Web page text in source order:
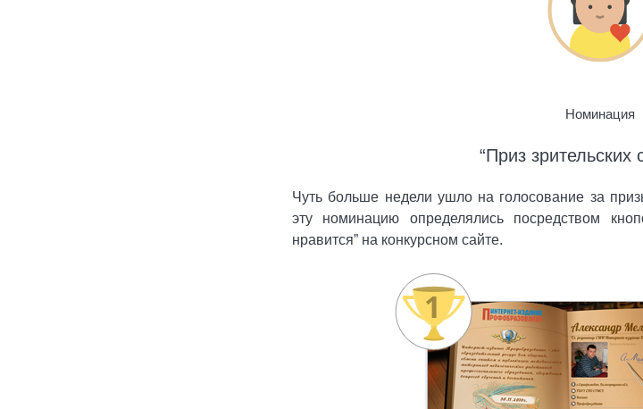
Номинация
“Приз зрительских
Чуть больше недели ушло на голосование за
эту номинацию определялись посредством
нравится” на конкурсном сайте.